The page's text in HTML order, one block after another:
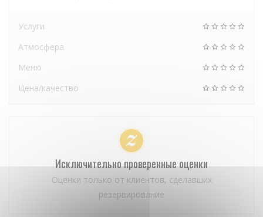
Услуги
Атмосфера
Меню
Цена/качество
Исключительно проверенные оценки
Оценки только от клиентов, сделавших
резервирование